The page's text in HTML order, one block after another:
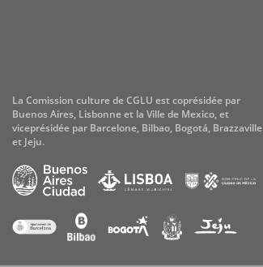
La Comission culture de CGLU est coprésidée par
Buenos Aires, Lisbonne et la Ville de Mexico, et
viceprésidée par Barcelone, Bilbao, Bogotá, Brazzaville
et Jeju.